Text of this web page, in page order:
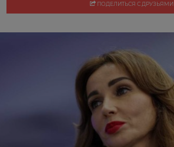
ПОДЕЛИТЬСЯ С ДРУЗЬЯМИ